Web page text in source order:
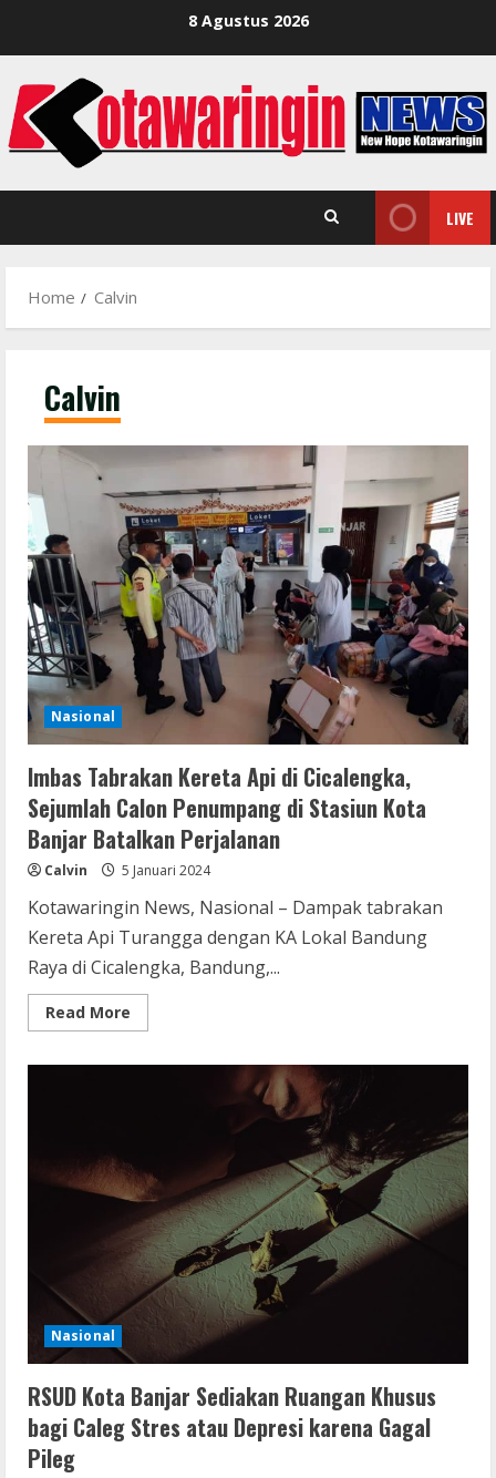
8 Agustus 2026
LIVE
Home Calvin
Calvin
Nasional
Imbas Tabrakan Kereta Api di Cicalengka,
Sejumlah Calon Penumpang di Stasiun Kota
Banjar Batalkan Perjalanan
Calvin 5 Januari 2024
Kotawaringin News, Nasional – Dampak tabrakan
Kereta Api Turangga dengan KA Lokal Bandung
Raya di Cicalengka, Bandung,...
Read More
more
Calon
Penumpang
di
Stasiun
Kota
Banjar
Batalkan
Perjalanan
Nasional
RSUD Kota Banjar Sediakan Ruangan Khusus
bagi Caleg Stres atau Depresi karena Gagal
Pileg